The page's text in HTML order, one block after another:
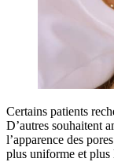
Certains patients
D’autres souhaitent
l’apparence des
plus uniforme et plus